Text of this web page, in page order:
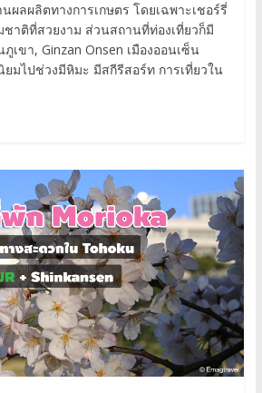
ผลผลิตทางการเกษตร โดยเฉพาะเชอร์รี่
าติที่สวยงาม ส่วนสถานที่ท่องเที่ยวก็มี
เขา, Ginzan Onsen เมืองออนเซ็น
มไปช่วงมีหิมะ มีสกีรีสอร์ท การเที่ยวใน